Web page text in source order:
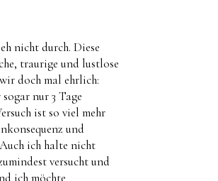
nicht durch. Diese
traurige und lustlose
doch mal ehrlich:
nur 3 Tage
ist so viel mehr
und
ich halte nicht
versucht und
ich möchte